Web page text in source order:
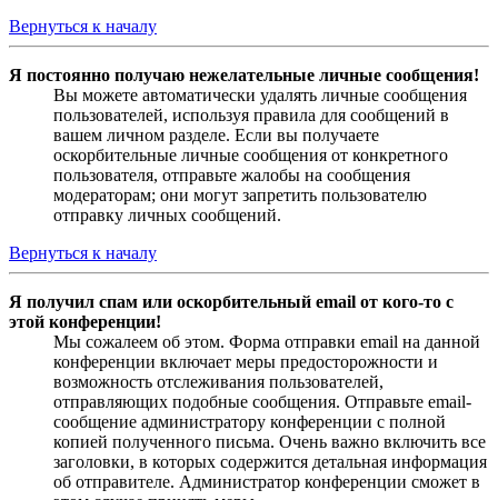
Вернуться к началу
Я постоянно получаю нежелательные личные сообщения!
Вы можете автоматически удалять личные сообщения
пользователей, используя правила для сообщений в
вашем личном разделе. Если вы получаете
оскорбительные личные сообщения от конкретного
пользователя, отправьте жалобы на сообщения
модераторам; они могут запретить пользователю
отправку личных сообщений.
Вернуться к началу
Я получил спам или оскорбительный email от кого-то с
этой конференции!
Мы сожалеем об этом. Форма отправки email на данной
конференции включает меры предосторожности и
возможность отслеживания пользователей,
отправляющих подобные сообщения. Отправьте email-
сообщение администратору конференции с полной
копией полученного письма. Очень важно включить все
заголовки, в которых содержится детальная информация
об отправителе. Администратор конференции сможет в